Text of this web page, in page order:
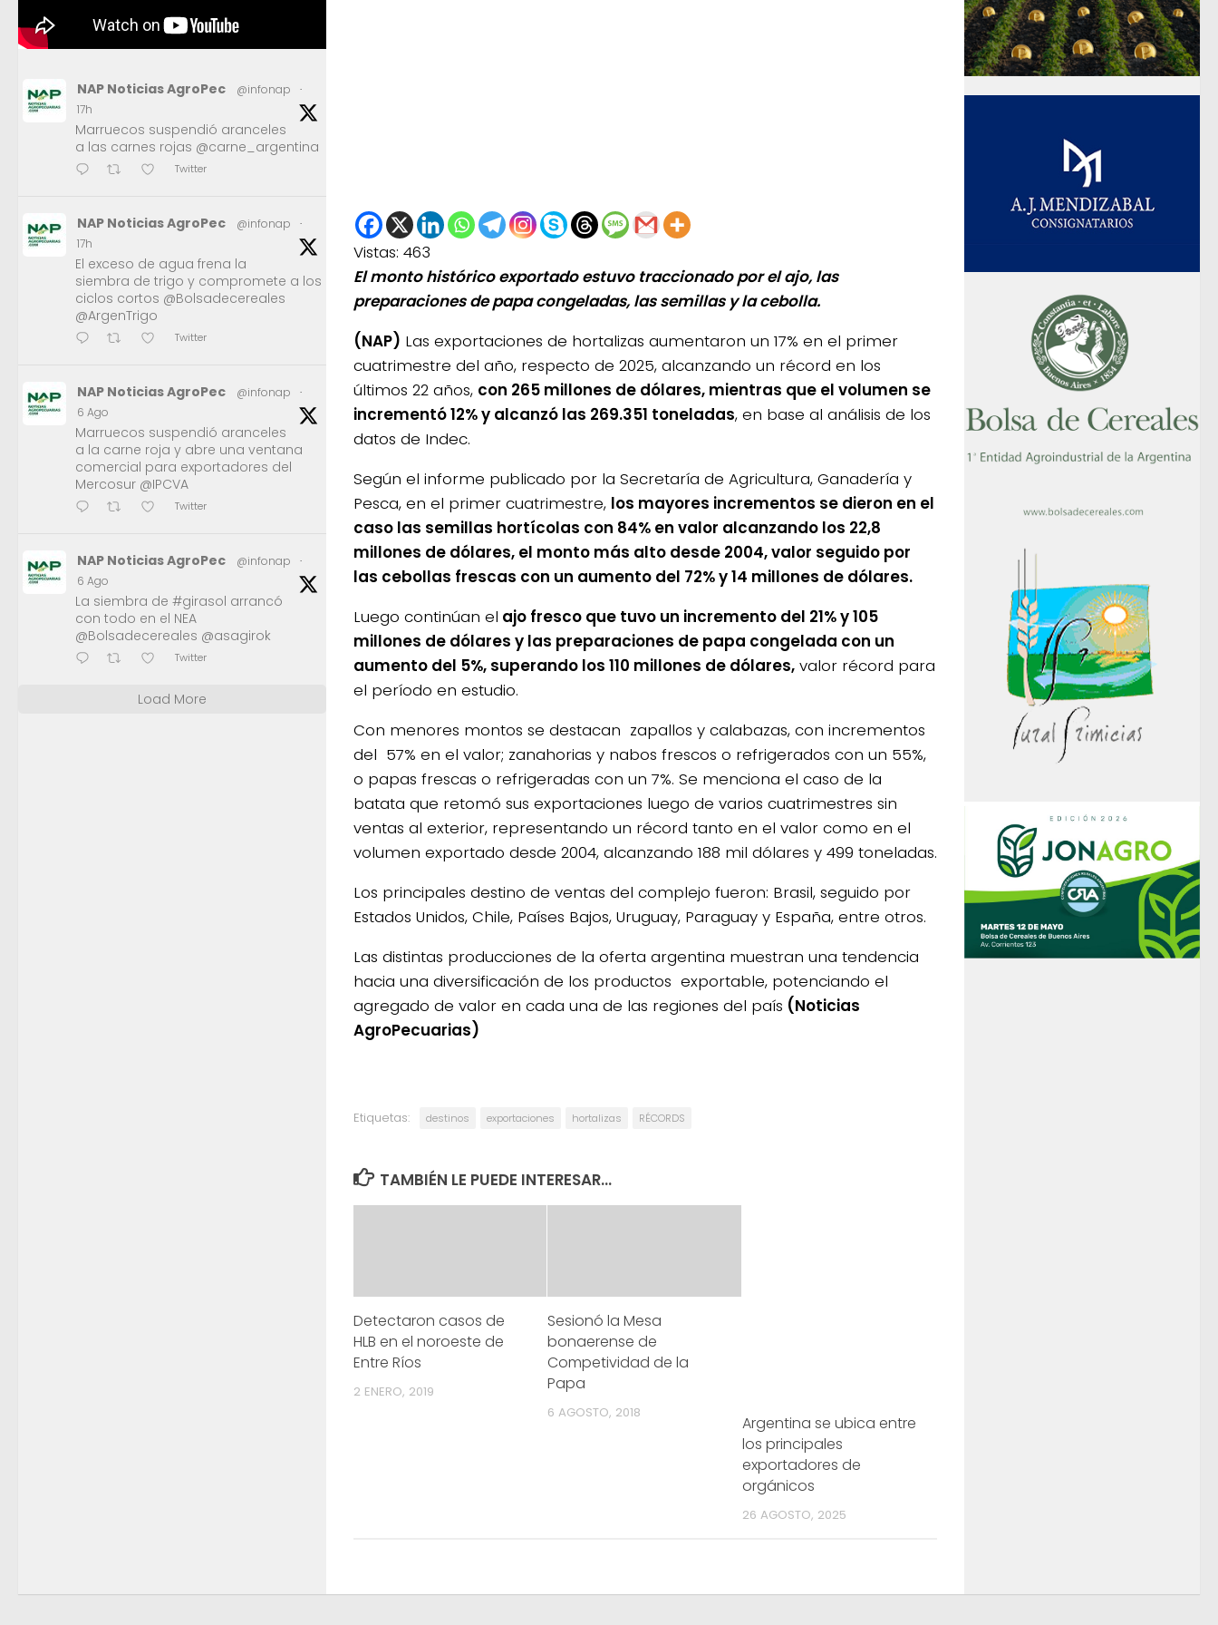
Vistas: 463
El monto histórico exportado estuvo traccionado por el ajo, las
preparaciones de papa congeladas, las semillas y la cebolla.
(NAP) Las exportaciones de hortalizas aumentaron un 17% en el primer
cuatrimestre del año, respecto de 2025, alcanzando un récord en los
últimos 22 años, con 265 millones de dólares, mientras que el volumen se
incrementó 12% y alcanzó las 269.351 toneladas, en base al análisis de los
datos de Indec.
Según el informe publicado por la Secretaría de Agricultura, Ganadería y
Pesca, en el primer cuatrimestre, los mayores incrementos se dieron en el
caso las semillas hortícolas con 84% en valor alcanzando los 22,8
millones de dólares, el monto más alto desde 2004, valor seguido por
las cebollas frescas con un aumento del 72% y 14 millones de dólares.
Luego continúan el ajo fresco que tuvo un incremento del 21% y 105
millones de dólares y las preparaciones de papa congelada con un
aumento del 5%, superando los 110 millones de dólares, valor récord para
el período en estudio.
Con menores montos se destacan zapallos y calabazas, con incrementos
del 57% en el valor; zanahorias y nabos frescos o refrigerados con un 55%,
o papas frescas o refrigeradas con un 7%. Se menciona el caso de la
batata que retomó sus exportaciones luego de varios cuatrimestres sin
ventas al exterior, representando un récord tanto en el valor como en el
volumen exportado desde 2004, alcanzando 188 mil dólares y 499 toneladas.
Los principales destino de ventas del complejo fueron: Brasil, seguido por
Estados Unidos, Chile, Países Bajos, Uruguay, Paraguay y España, entre otros.
Las distintas producciones de la oferta argentina muestran una tendencia
hacia una diversificación de los productos exportable, potenciando el
agregado de valor en cada una de las regiones del país (Noticias
AgroPecuarias)
Etiquetas: destinos exportaciones hortalizas RÉCORDS
TAMBIÉN LE PUEDE INTERESAR...
Detectaron casos de
HLB en el noroeste de
Entre Ríos
2 ENERO, 2019
Sesionó la Mesa
bonaerense de
Competividad de la
Papa
6 AGOSTO, 2018
Argentina se ubica entre
los principales
exportadores de
orgánicos
26 AGOSTO, 2025
NAP Noticias AgroPec @infonap
·
17h
Marruecos suspendió aranceles
a las carnes rojas @carne_argentina
Twitter
NAP Noticias AgroPec @infonap
·
17h
El exceso de agua frena la
siembra de trigo y compromete a los
ciclos cortos @Bolsadecereales
@ArgenTrigo
Twitter
NAP Noticias AgroPec @infonap
·
6 Ago
Marruecos suspendió aranceles
a la carne roja y abre una ventana
comercial para exportadores del
Mercosur @IPCVA
Twitter
NAP Noticias AgroPec @infonap
·
6 Ago
La siembra de #girasol arrancó
con todo en el NEA
@Bolsadecereales @asagirok
Twitter
Load More